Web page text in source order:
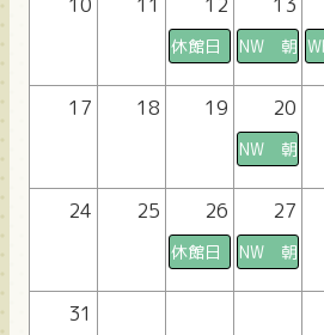
休館日 NW 朝×
17 18 19 20
NW 朝×
24 25 26
休館日
27
NW 朝×
31